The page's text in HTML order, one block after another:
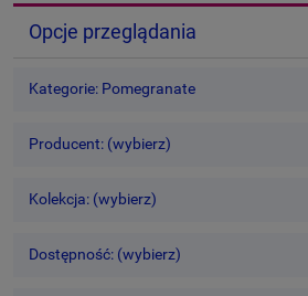
Opcje przeglądania
Kategorie: Pomegranate
Producent: (wybierz)
Kolekcja: (wybierz)
Dostępność: (wybierz)